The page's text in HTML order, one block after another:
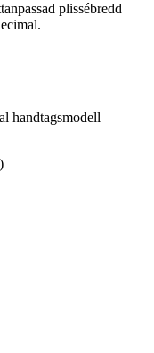
plissébredd
handtagsmodell